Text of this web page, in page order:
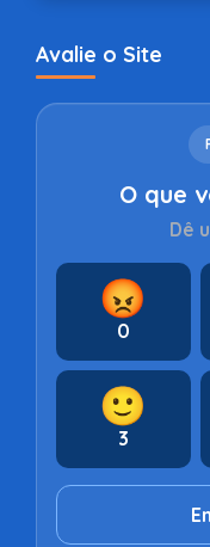
Avalie o Site
O que
Dê
😡
0
🙂
3